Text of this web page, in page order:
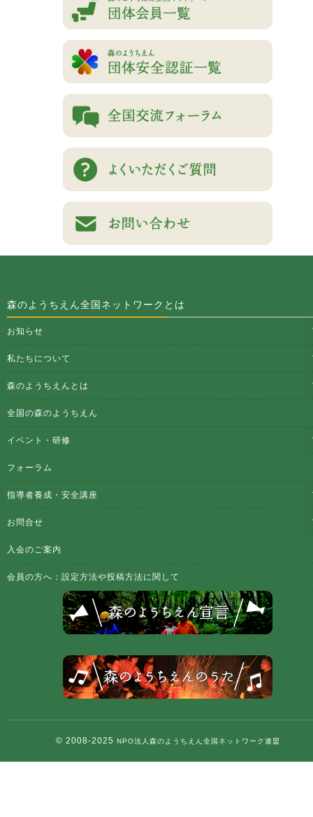
森のようちえん全国ネットワークとは
お知らせ
私たちについて
森のようちえんとは
全国の森のようちえん
イベント・研修
フォーラム
指導者養成・安全講座
お問合せ
入会のご案内
会員の方へ：設定方法や投稿方法に関して
© 2008-2025 NPO法人森のようちえん全国ネットワーク連盟